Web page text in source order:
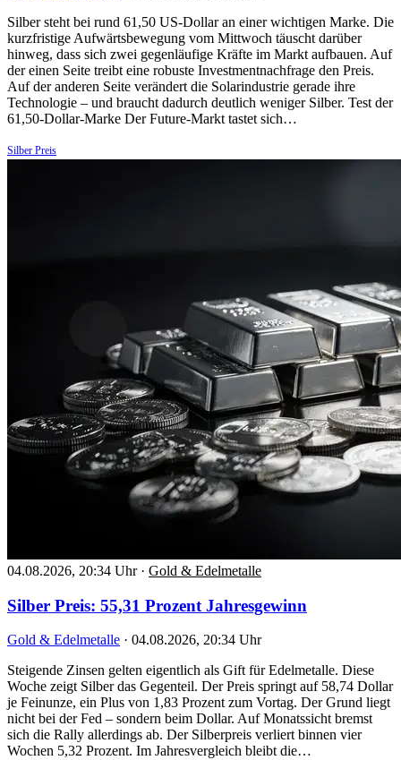
Silber steht bei rund 61,50 US-Dollar an einer wichtigen Marke. Die
kurzfristige Aufwärtsbewegung vom Mittwoch täuscht darüber
hinweg, dass sich zwei gegenläufige Kräfte im Markt aufbauen. Auf
der einen Seite treibt eine robuste Investmentnachfrage den Preis.
Auf der anderen Seite verändert die Solarindustrie gerade ihre
Technologie – und braucht dadurch deutlich weniger Silber. Test der
61,50-Dollar-Marke Der Future-Markt tastet sich…
Silber Preis
04.08.2026, 20:34 Uhr · Gold & Edelmetalle
Silber Preis: 55,31 Prozent Jahresgewinn
Gold & Edelmetalle · 04.08.2026, 20:34 Uhr
Steigende Zinsen gelten eigentlich als Gift für Edelmetalle. Diese
Woche zeigt Silber das Gegenteil. Der Preis springt auf 58,74 Dollar
je Feinunze, ein Plus von 1,83 Prozent zum Vortag. Der Grund liegt
nicht bei der Fed – sondern beim Dollar. Auf Monatssicht bremst
sich die Rally allerdings ab. Der Silberpreis verliert binnen vier
Wochen 5,32 Prozent. Im Jahresvergleich bleibt die…